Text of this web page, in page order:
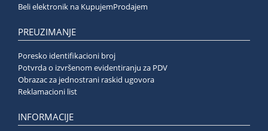
Beli elektronik na KupujemProdajem
PREUZIMANJE
Poresko identifikacioni broj
Potvrda o izvršenom evidentiranju za PDV
Obrazac za jednostrani raskid ugovora
Reklamacioni list
INFORMACIJE